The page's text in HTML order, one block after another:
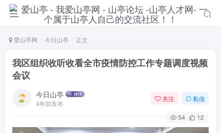
爱山亭网 今日山亭 正文
我区组织收听收看全市疫情防控工作专题调度视频
会议
今日山亭
4年前发布
关注 私信
54 12